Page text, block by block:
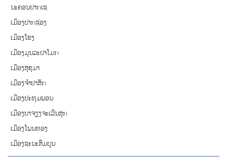
ນະຄອນປາກເຊ
ເມືອງປາກຊ່ອງ
ເມືອງໂຂງ
ເມືອງມຸນລະປາໂມກ
ເມືອງສຸຂຸມາ
ເມືອງຈຳປາສັກ
ເມືອງປະທຸມພອນ
ເມືອງບາຈຽງຈະເລີນສຸກ
ເມືອງໂພນທອງ
ເມືອງຊະນະສົມບູນ